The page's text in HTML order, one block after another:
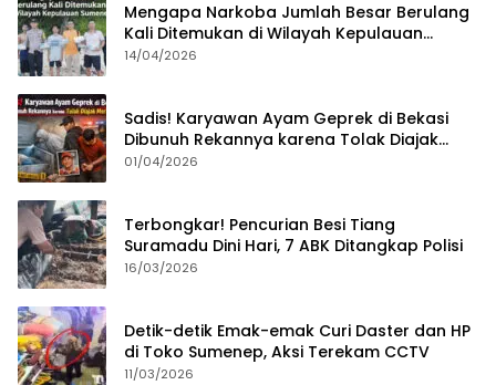
Mengapa Narkoba Jumlah Besar Berulang
Kali Ditemukan di Wilayah Kepulauan
Sumenep?
14/04/2026
Sadis! Karyawan Ayam Geprek di Bekasi
Dibunuh Rekannya karena Tolak Diajak
Merampok Majikan
01/04/2026
Terbongkar! Pencurian Besi Tiang
Suramadu Dini Hari, 7 ABK Ditangkap Polisi
16/03/2026
Detik-detik Emak-emak Curi Daster dan HP
di Toko Sumenep, Aksi Terekam CCTV
11/03/2026